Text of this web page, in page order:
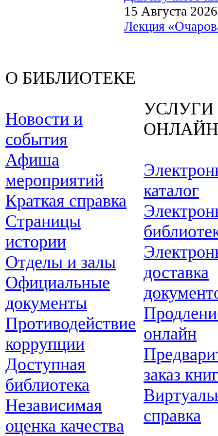
15 Августа 2026
Лекция
О БИБЛИОТЕКЕ
Новости и
события
Афиша
мероприятий
Краткая справка
Страницы
истории
Отделы и залы
Официальные
документы
Противодействие
коррупции
Доступная
библиотека
Независимая
оценка качества
УСЛУГИ
ОНЛАЙН
каталог
доставка
онлайн
заказ
справка